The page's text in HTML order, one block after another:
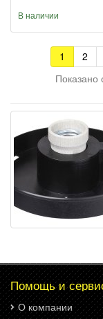
В наличии
1 2
Показано
Помощь и
О компании